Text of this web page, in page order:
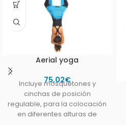
Aerial yoga
75,02€
Incluye mosquetones y
cinchas de posición
regulable, para la colocación
en diferentes alturas de